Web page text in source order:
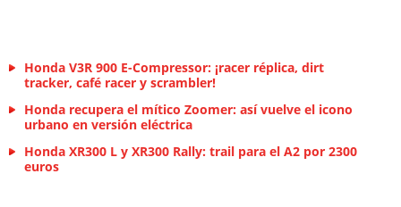
Honda V3R 900 E-Compressor: ¡racer réplica, dirt
tracker, café racer y scrambler!
Honda recupera el mítico Zoomer: así vuelve el icono
urbano en versión eléctrica
Honda XR300 L y XR300 Rally: trail para el A2 por 2300
euros